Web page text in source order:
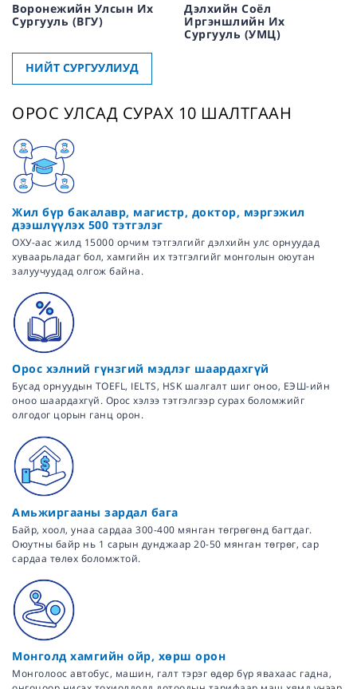
Воронежийн Улсын Их
Сургууль (ВГУ)
Дэлхийн Соёл
Иргэншлийн Их
Сургууль (УМЦ)
НИЙТ СУРГУУЛИУД
ОРОС УЛСАД СУРАХ 10 ШАЛТГААН
Жил бүр бакалавр, магистр, доктор, мэргэжил
дээшлүүлэх 500 тэтгэлэг
ОХУ-аас жилд 15000 орчим тэтгэлгийг дэлхийн улс орнуудад
хуваарьладаг бол, хамгийн их тэтгэлгийг монголын оюутан
залуучуудад олгож байна.
Орос хэлний гүнзгий мэдлэг шаардахгүй
Бусад орнуудын TOEFL, IELTS, HSK шалгалт шиг оноо, ЕЭШ-ийн
оноо шаардахгүй. Орос хэлээ тэтгэлгээр сурах боломжийг
олгодог цорын ганц орон.
Амьжиргааны зардал бага
Байр, хоол, унаа сардаа 300-400 мянган төгрөгөнд багтдаг.
Оюутны байр нь 1 сарын дунджаар 20-50 мянган төгрөг, сар
сардаа төлөх боломжтой.
Монголд хамгийн ойр, хөрш орон
Монголоос автобус, машин, галт тэрэг өдөр бүр явахаас гадна,